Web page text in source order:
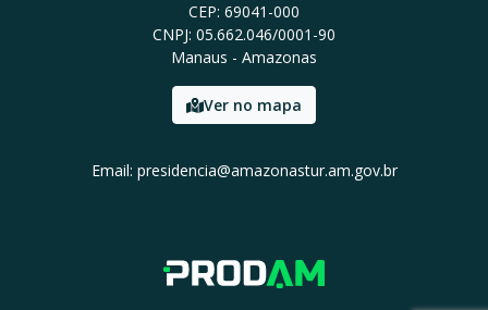
CEP: 69041-000
CNPJ: 05.662.046/0001-90
Manaus - Amazonas
Ver no mapa
Email: presidencia@amazonastur.am.gov.br